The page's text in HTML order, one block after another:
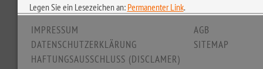
Legen Sie ein Lesezeichen an: Permanenter Link.
IMPRESSUM
DATENSCHUTZERKLÄRUNG
HAFTUNGSAUSSCHLUSS (DISCLAMER)
AGB
SITEMAP